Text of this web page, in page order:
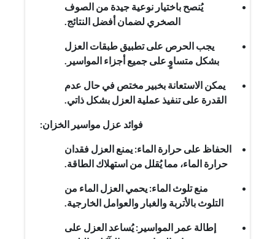
يُنصح باختيار نوعية جيدة من الصوف
الصخري لضمان أفضل النتائج.
يجب الحرص على تطبيق طبقات العزل
بشكل متساوٍ على جميع أجزاء المواسير.
يمكن الاستعانة بخبير مختص في حال عدم
القدرة على تنفيذ عملية العزل بشكل ذاتي.
فوائد عزل مواسير الخزان:
الحفاظ على حرارة الماء: يمنع العزل فقدان
حرارة الماء، مما يُقلل من استهلاك الطاقة.
منع تلوث الماء: يحمي العزل الماء من
التلوث بالأتربة والغبار والعوامل الخارجية.
إطالة عمر المواسير: يُساعد العزل على